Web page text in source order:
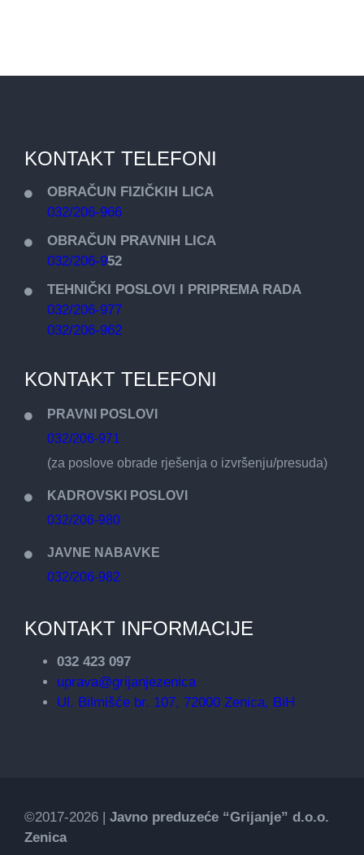
KONTAKT TELEFONI
OBRAČUN FIZIČKIH LICA
032/206-966
OBRAČUN PRAVNIH LICA
032/206-952
TEHNIČKI POSLOVI I PRIPREMA RADA
032/206-977
032/206-962
KONTAKT TELEFONI
PRAVNI POSLOVI
032/206-971
(za poslove obrade rješenja o izvršenju/presuda)
KADROVSKI POSLOVI
032/206-980
JAVNE NABAVKE
032/206-982
KONTAKT INFORMACIJE
032 423 097
uprava@grijanjezenica
Ul. Bilmišće br. 107, 72000 Zenica, BiH
©2017-2026 | Javno preduzeće “Grijanje” d.o.o.
Zenica